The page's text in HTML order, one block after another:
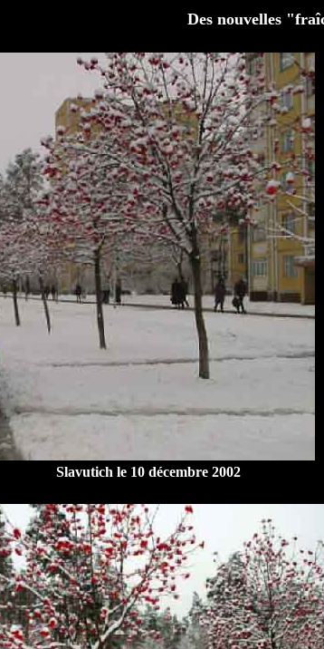
Des nouvelles
Slavutich le 10 décembre 2002